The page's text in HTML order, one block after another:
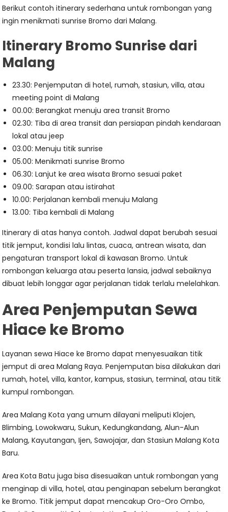
Berikut contoh itinerary sederhana untuk rombongan yang
ingin menikmati sunrise Bromo dari Malang.
Itinerary Bromo Sunrise dari
Malang
23.30: Penjemputan di hotel, rumah, stasiun, villa, atau
meeting point di Malang
00.00: Berangkat menuju area transit Bromo
02.30: Tiba di area transit dan persiapan pindah kendaraan
lokal atau jeep
03.00: Menuju titik sunrise
05.00: Menikmati sunrise Bromo
06.30: Lanjut ke area wisata Bromo sesuai paket
09.00: Sarapan atau istirahat
10.00: Perjalanan kembali menuju Malang
13.00: Tiba kembali di Malang
Itinerary di atas hanya contoh. Jadwal dapat berubah sesuai
titik jemput, kondisi lalu lintas, cuaca, antrean wisata, dan
pengaturan transport lokal di kawasan Bromo. Untuk
rombongan keluarga atau peserta lansia, jadwal sebaiknya
dibuat lebih longgar agar perjalanan tidak terlalu melelahkan.
Area Penjemputan Sewa
Hiace ke Bromo
Layanan sewa Hiace ke Bromo dapat menyesuaikan titik
jemput di area Malang Raya. Penjemputan bisa dilakukan dari
rumah, hotel, villa, kantor, kampus, stasiun, terminal, atau titik
kumpul rombongan.
Area Malang Kota yang umum dilayani meliputi Klojen,
Blimbing, Lowokwaru, Sukun, Kedungkandang, Alun-Alun
Malang, Kayutangan, Ijen, Sawojajar, dan Stasiun Malang Kota
Baru.
Area Kota Batu juga bisa disesuaikan untuk rombongan yang
menginap di villa, hotel, atau penginapan sebelum berangkat
ke Bromo. Titik jemput dapat mencakup Oro-Oro Ombo,